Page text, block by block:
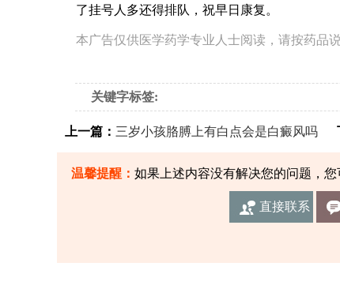
了挂号人多还得排队，祝早日康复。
本广告仅供医学药学专业人士阅读，请按药品
关键字标签:
上一篇： 三岁小孩胳膊上有白点会是白癜风吗
温馨提醒：如果上述内容没有解决您的问题，
直接联系